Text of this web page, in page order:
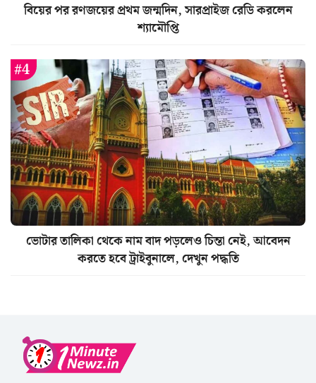
বিয়ের পর রণজয়ের প্রথম জন্মদিন, সারপ্রাইজ রেডি করলেন
শ্যামৌপ্তি
ভোটার তালিকা থেকে নাম বাদ পড়লেও চিন্তা নেই, আবেদন
করতে হবে ট্রাইবুনালে, দেখুন পদ্ধতি